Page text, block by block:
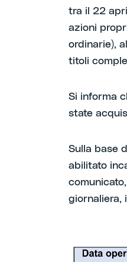
tra il 22
azioni
ordinarie),
titoli
Si informa
state
Sulla base
abilitato
giornaliera,